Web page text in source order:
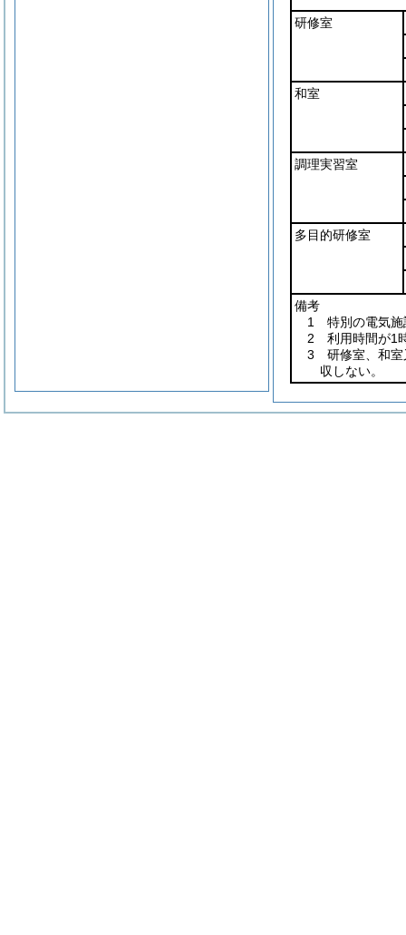
研修室
和室
調理実習室
多目的研修室
備考
1 特別の電気施
2 利用時間が1
3 研修室、和室
収しない。